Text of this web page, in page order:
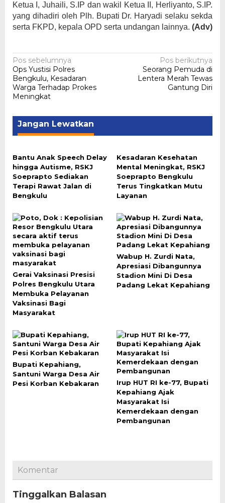
Ketua I, Juhaili, S.IP dan wakil Ketua II, Herliyanto, S.IP.
yang dihadiri oleh Plh. Bupati Dr. Haryadi selaku sekda
serta FKPD, kepala OPD serta undangan lainnya. (Adv)
Navigasi
pos
Pos sebelumnya
Ops Yustisi Polres
Bengkulu, Kesadaran
Warga Terhadap Prokes
Meningkat
Pos berikutnya
Seorang Pemuda di
Lentera Merah Tewas
Gantung Diri
Jangan Lewatkan
Bantu Anak Speech Delay
hingga Autisme, RSKJ
Soeprapto Sediakan
Terapi Rawat Jalan di
Bengkulu
Kesadaran Kesehatan
Mental Meningkat, RSKJ
Soeprapto Bengkulu
Terus Tingkatkan Mutu
Layanan
Gerai Vaksinasi Presisi
Polres Bengkulu Utara
Membuka Pelayanan
Vaksinasi Bagi
Masyarakat
Wabup H. Zurdi Nata,
Apresiasi Dibangunnya
Stadion Mini Di Desa
Padang Lekat Kepahiang
Bupati Kepahiang,
Santuni Warga Desa Air
Pesi Korban Kebakaran
Irup HUT RI ke-77, Bupati
Kepahiang Ajak
Masyarakat Isi
Kemerdekaan dengan
Pembangunan
Komentar
Tinggalkan Balasan